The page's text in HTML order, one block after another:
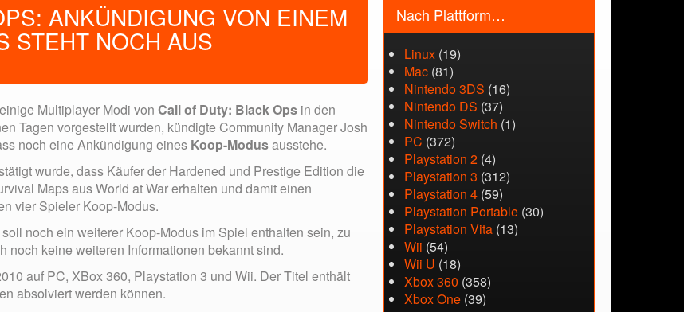
ANKÜNDIGUNG VON EINEM
STEHT NOCH AUS
Multiplayer Modi von Call of Duty: Black Ops in den
Tagen vorgestellt wurden, kündigte Community Manager Josh
noch eine Ankündigung eines Koop-Modusausstehe.
wurde, dass Käufer der Hardened und Prestige Edition die
Maps aus World at War erhalten und damit einen
vier Spieler Koop-Modus.
noch ein weiterer Koop-Modus im Spiel enthalten sein, zu
noch keine weiteren Informationen bekannt sind.
auf PC, XBox 360, Playstation 3 und Wii. Der Titel enthält
absolviert werden können.
Nach Plattform…
Linux (19)
Mac (81)
Nintendo 3DS (16)
Nintendo DS (37)
Nintendo Switch (1)
PC (372)
Playstation 2 (4)
Playstation 3 (312)
Playstation 4 (59)
Playstation Portable (30)
Playstation Vita (13)
Wii (54)
Wii U (18)
Xbox 360 (358)
Xbox One (39)